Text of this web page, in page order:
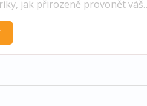
jak přirozeně provonět váš
svěže.